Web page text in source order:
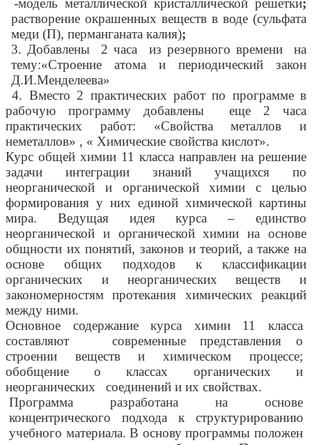
-модель металлической кристаллической решетки;
растворение окрашенных веществ в воде (сульфата
меди (П), перманганата калия);
3. Добавлены 2 часа из резервного времени на
тему:«Строение атома и периодический закон
Д.И.Менделеева»
4. Вместо 2 практических работ по программе в
рабочую программу добавлены еще 2 часа
практических работ: «Свойства металлов и
неметаллов» , « Химические свойства кислот».
Курс общей химии 11 класса направлен на решение
задачи интеграции знаний учащихся по
неорганической и органической химии с целью
формирования у них единой химической картины
мира. Ведущая идея курса – единство
неорганической и органической химии на основе
общности их понятий, законов и теорий, а также на
основе общих подходов к классификации
органических и неорганических веществ и
закономерностям протекания химических реакций
между ними.
Основное содержание курса химии 11 класса
составляют современные представления о
строении веществ и химическом процессе;
обобщение о классах органических и
неорганических соединений и их свойствах.
Программа разработана на основе
концентрического подхода к структурированию
учебного материала. В основу программы положен